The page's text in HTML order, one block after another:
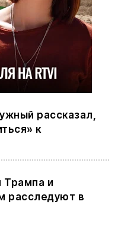
рассказал,
к
Трампа и
расследуют в